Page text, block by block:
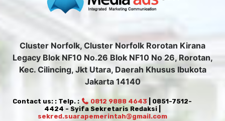
Cluster Norfolk, Cluster Norfolk Rorotan Kirana
Legacy Blok NF10 No.26 Blok NF10 No 26, Rorotan,
Kec. Cilincing, Jkt Utara, Daerah Khusus Ibukota
Jakarta 14140
Contact us: : Telp. : 0812 9888 4643 | 0851-7512-
4424 - Syifa Sekretaris Redaksi |
sekred.suarapemerintah@gmail.com